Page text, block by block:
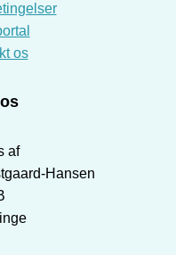
os
af
Hansen